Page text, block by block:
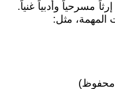
مسرحياً وأدبياً غنياً.
المهمة، مثل:
محفوظ)